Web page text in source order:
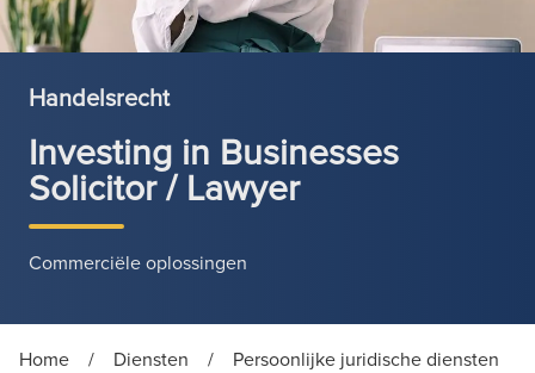
Handelsrecht
Investing in Businesses
Solicitor / Lawyer
Commerciële oplossingen
Home / Diensten /
Persoonlijke juridische diensten